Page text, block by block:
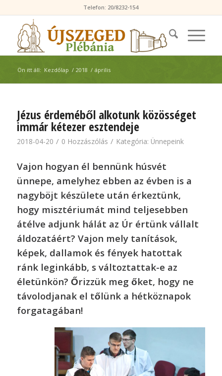
Telefon: 20/8232-154
Ön itt áll: Kezdőlap / 2018 / április
Jézus érdeméből alkotunk közösséget
immár kétezer esztendeje
2018-04-20 / 0 Hozzászólás / Kategória: Ünnepeink
Vajon hogyan él bennünk húsvét
ünnepe, amelyhez ebben az évben is a
nagyböjt készülete után érkeztünk,
hogy misztériumát mind teljesebben
átélve adjunk hálát az Úr értünk vállalt
áldozatáért? Vajon mely tanítások,
képek, dallamok és fények hatottak
ránk leginkább, s változtattak-e az
életünkön? Őrizzük meg őket, hogy ne
távolodjanak el tőlünk a hétköznapok
forgatagában!